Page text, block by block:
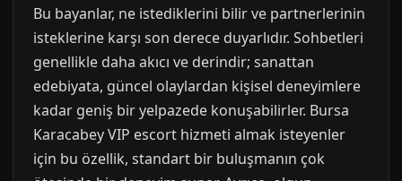
Bu bayanlar, ne istediklerini bilir ve partnerlerinin
isteklerine karşı son derece duyarlıdır. Sohbetleri
genellikle daha akıcı ve derindir; sanattan
edebiyata, güncel olaylardan kişisel deneyimlere
kadar geniş bir yelpazede konuşabilirler. Bursa
Karacabey VIP escort hizmeti almak isteyenler
için bu özellik, standart bir buluşmanın çok